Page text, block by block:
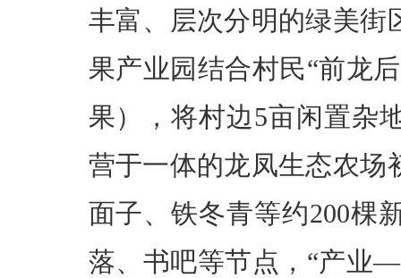
丰富、层次分明的绿美街
果产业园结合村民“前龙
果），将村边5亩闲置杂
营于一体的龙凤生态农场
面子、铁冬青等约200棵
落、书吧等节点，“产